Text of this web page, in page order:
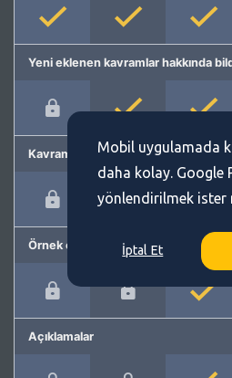
Yeni eklenen kavramlar hakkında
Kavram önerme
Örnek cümleler
Açıklamalar
Mobil uygulamada
daha kolay. Google
yönlendirilmek ister
İptal Et